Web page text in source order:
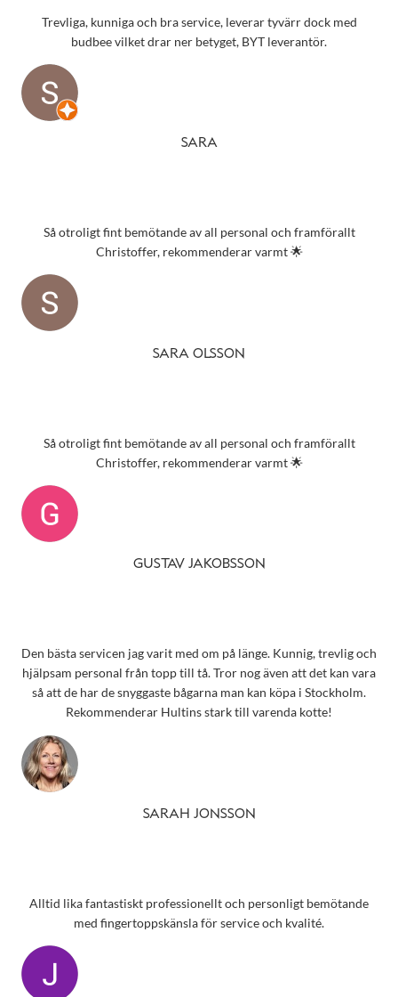
Trevliga, kunniga och bra service, leverar tyvärr dock med
budbee vilket drar ner betyget, BYT leverantör.
SARA
Så otroligt fint bemötande av all personal och framförallt
Christoffer, rekommenderar varmt 🌟
SARA OLSSON
Så otroligt fint bemötande av all personal och framförallt
Christoffer, rekommenderar varmt 🌟
GUSTAV JAKOBSSON
Den bästa servicen jag varit med om på länge. Kunnig, trevlig och
hjälpsam personal från topp till tå. Tror nog även att det kan vara
så att de har de snyggaste bågarna man kan köpa i Stockholm.
Rekommenderar Hultins stark till varenda kotte!
SARAH JONSSON
Alltid lika fantastiskt professionellt och personligt bemötande
med fingertoppskänsla för service och kvalité.